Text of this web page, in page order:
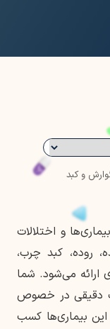
و کبد
و اختلالات
روده، کبد چرب،
ارائه می‌شود. شما
دقیقی در خصوص
بیماری‌ها کسب